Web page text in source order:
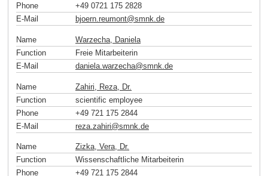
Phone
+49 0721 175 2828
E-Mail
bjoern.reumont@smnk de
Name
Warzecha, Daniela
Function
Freie Mitarbeiterin
E-Mail
daniela.warzecha@smnk de
Name
Zahiri, Reza, Dr.
Function
scientific employee
Phone
+49 721 175 2844
E-Mail
reza.zahiri@smnk de
Name
Zizka, Vera, Dr.
Function
Wissenschaftliche Mitarbeiterin
Phone
+49 721 175 2844